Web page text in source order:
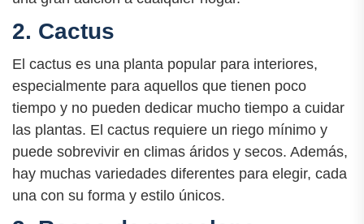
2. Cactus
El cactus es una planta popular para interiores,
especialmente para aquellos que tienen poco
tiempo y no pueden dedicar mucho tiempo a cuidar
las plantas. El cactus requiere un riego mínimo y
puede sobrevivir en climas áridos y secos. Además,
hay muchas variedades diferentes para elegir, cada
una con su forma y estilo únicos.